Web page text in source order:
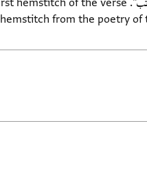
hemstitch from the poetry of